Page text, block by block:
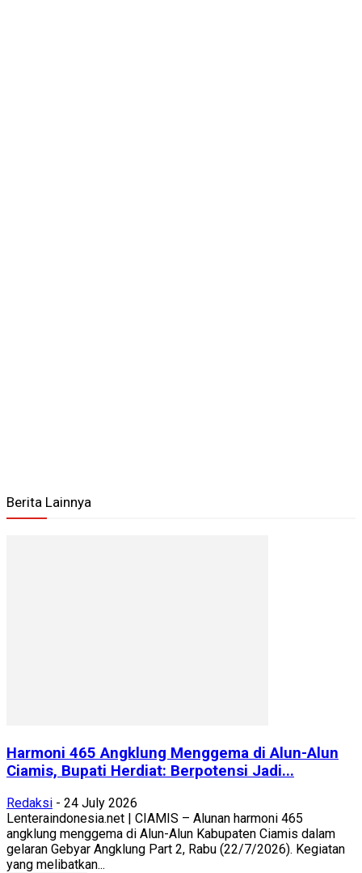
Berita Lainnya
Harmoni 465 Angklung Menggema di Alun-Alun
Ciamis, Bupati Herdiat: Berpotensi Jadi...
Redaksi - 24 July 2026
Lenteraindonesia.net | CIAMIS – Alunan harmoni 465
angklung menggema di Alun-Alun Kabupaten Ciamis dalam
gelaran Gebyar Angklung Part 2, Rabu (22/7/2026). Kegiatan
yang melibatkan...